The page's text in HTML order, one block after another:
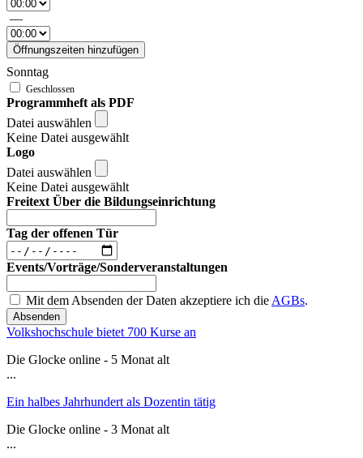
—
Öffnungszeiten hinzufügen
Sonntag
Programmheft als PDF
Datei auswählen
Keine Datei ausgewählt
Logo
Datei auswählen
Keine Datei ausgewählt
Freitext Über die Bildungseinrichtung
Tag der offenen Tür
Events/Vorträge/Sonderveranstaltungen
Mit dem Absenden der Daten akzeptiere ich die AGBs.
Absenden
Volkshochschule bietet 700 Kurse an
Die Glocke online - 5 Monat alt
...
Ein halbes Jahrhundert als Dozentin tätig
Die Glocke online - 3 Monat alt
...